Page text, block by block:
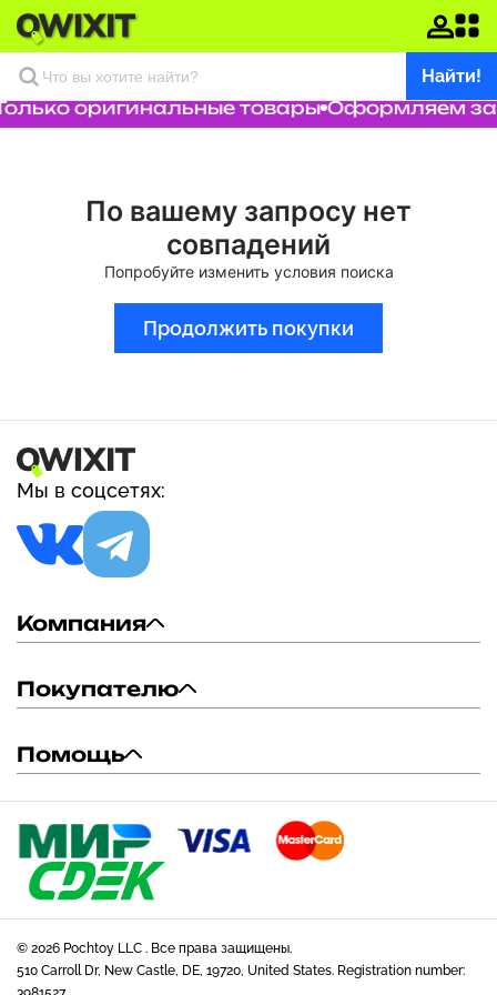
Найти!
оригинальные товары Оформляем
По вашему запросу нет
совпадений
Попробуйте изменить условия поиска
Продолжить покупки
Мы в соцсетях:
Компания
Покупателю
Помощь
© 2026 Pochtoy LLC . Все права защищены.
510 Carroll Dr, New Castle, DE, 19720, United States. Registration number: